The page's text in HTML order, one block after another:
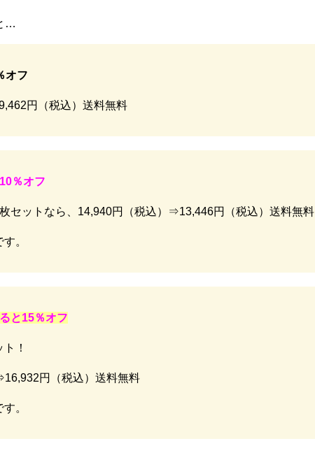
…
オフ
円（税込）送料無料
％オフ
セットなら、14,940円（税込）⇒13,446円（税込）送料無料
。
と15％オフ
！
円（税込）送料無料
。